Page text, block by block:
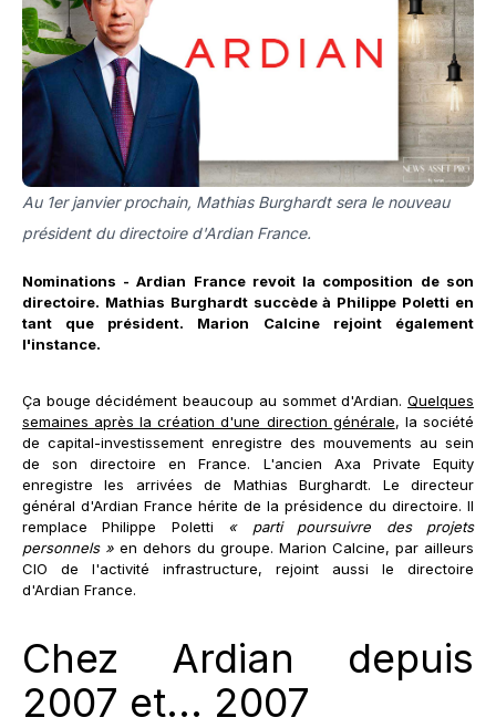
Au 1er janvier prochain, Mathias Burghardt sera le nouveau
président du directoire d'Ardian France.
Nominations - Ardian France revoit la composition de son
directoire. Mathias Burghardt succède à Philippe Poletti en
tant que président. Marion Calcine rejoint également
l'instance.
Ça bouge décidément beaucoup au sommet d'Ardian. Quelques
semaines après la création d'une direction générale, la société
de capital-investissement enregistre des mouvements au sein
de son directoire en France. L'ancien Axa Private Equity
enregistre les arrivées de Mathias Burghardt. Le directeur
général d'Ardian France hérite de la présidence du directoire. Il
remplace Philippe Poletti « parti poursuivre des projets
personnels » en dehors du groupe. Marion Calcine, par ailleurs
CIO de l'activité infrastructure, rejoint aussi le directoire
d'Ardian France.
Chez Ardian depuis
2007 et... 2007